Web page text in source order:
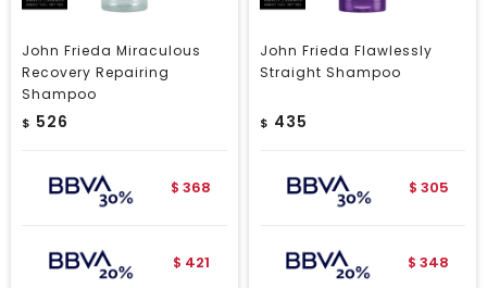
John Frieda Miraculous
Recovery Repairing
Shampoo
$ 526
$ 368
$ 421
John Frieda Flawlessly
Straight Shampoo
$ 435
$ 305
$ 348